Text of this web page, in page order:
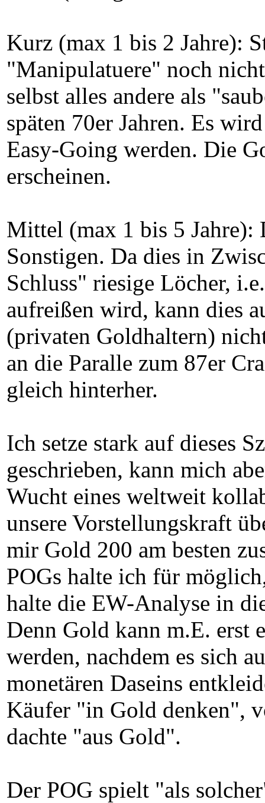
Kurz (max 1 bis 2 Jahre):
"Manipulatuere" noch
selbst alles andere als
späten 70er Jahren. Es
Easy-Going werden. Die
erscheinen.
Mittel (max 1 bis 5 Jahre):
Sonstigen. Da dies in
Schluss" riesige Löcher,
aufreißen wird, kann dies
(privaten Goldhaltern)
an die Paralle zum 87er
gleich hinterher.
Ich setze stark auf dieses
geschrieben, kann mich
Wucht eines weltweit
unsere Vorstellungskraft
mir Gold 200 am besten
POGs halte ich für
halte die EW-Analyse in
Denn Gold kann m.E. erst
werden, nachdem es sich
monetären Daseins
Käufer "in Gold denken",
dachte "aus Gold".
Der POG spielt "als